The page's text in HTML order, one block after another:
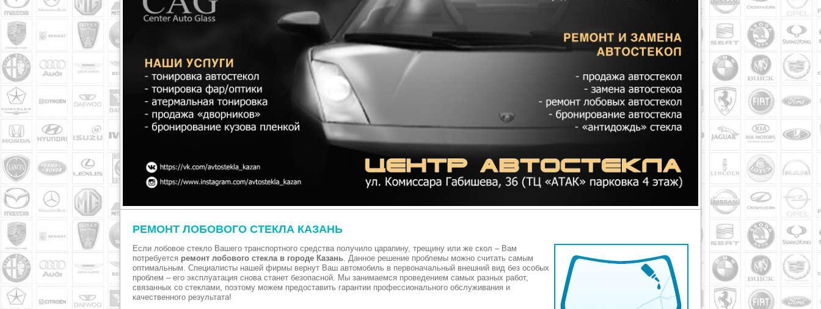
РЕМОНТ ЛОБОВОГО СТЕКЛА КАЗАНЬ
Если лобовое стекло Вашего транспортного средства получило царапину, трещину или же скол – Вам
потребуется ремонт лобового стекла в городе Казань. Данное решение проблемы можно считать самым
оптимальным. Специалисты нашей фирмы вернут Ваш автомобиль в первоначальный внешний вид без особых
проблем – его эксплуатация снова станет безопасной. Мы занимаемся проведением самых разных работ,
связанных со стеклами, поэтому можем предоставить гарантии профессионального обслуживания и
качественного результата!